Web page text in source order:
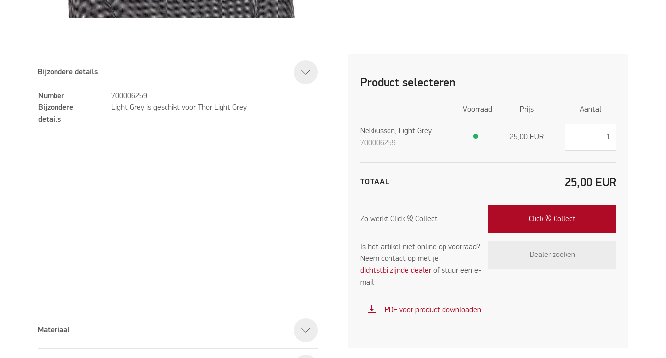
Product selecteren
Voorraad Prijs Aantal
Nekkussen, Light Grey
700006259
● 25,00 EUR
TOTAAL 25,00 EUR
Zo werkt Click & Collect Click & Collect
Is het artikel niet online op voorraad?
Neem contact op met je
dichtstbijzijnde dealerof stuur een e-
mail
Dealer zoeken
vertical_align_bottom PDF voor product downloaden
Bijzondere details
Number
700006259
Bijzondere
details
Light Grey is geschikt voor Thor Light Grey
Materiaal